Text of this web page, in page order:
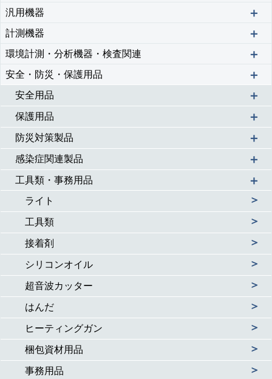
汎用機器 ＋
計測機器 ＋
環境計測・分析機器・検査関連 ＋
安全・防災・保護用品 ＋
安全用品 ＋
保護用品 ＋
防災対策製品 ＋
感染症関連製品 ＋
工具類・事務用品 ＋
ライト ＞
工具類 ＞
接着剤 ＞
シリコンオイル ＞
超音波カッター ＞
はんだ ＞
ヒーティングガン ＞
梱包資材用品 ＞
事務用品 ＞